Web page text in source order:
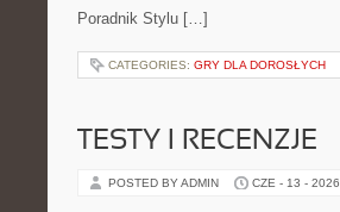
Poradnik Stylu […]
CATEGORIES: GRY DLA DOROSŁYCH
TESTY I RECENZJE
POSTED BY ADMIN CZE - 13 - 2026